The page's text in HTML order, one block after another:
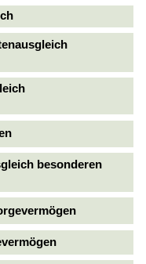
besonderen